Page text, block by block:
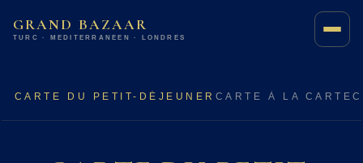
GRAND BAZAAR
TURC · MÉDITERRANÉEN · LONDRES
CARTE DU PETIT-DÉJEUNER CARTE À LA CARTE